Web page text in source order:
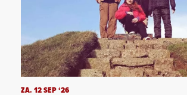
ZA. 12 SEP ‘26